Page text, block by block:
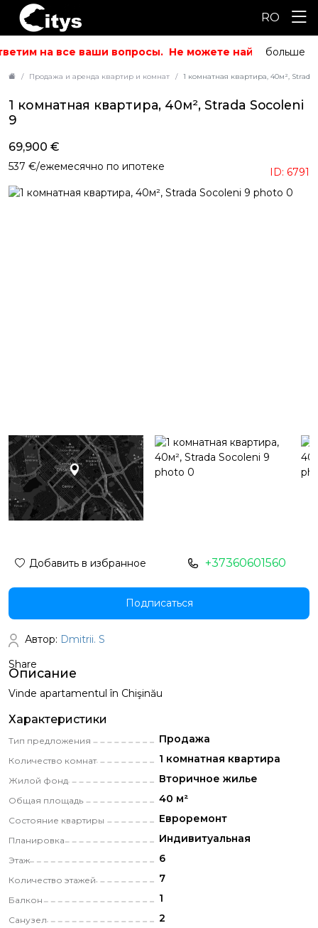
RO
на все ваши вопросы. Не можете найти то, что
больше
Продажа и аренда квартир и комнат 1 комнатная квартира, 40м², Strada
Описание
Vinde apartamentul în Chişinău
Характеристики
Тип предложения Продажа
Количество комнат 1 комнатная квартира
Жилой фонд Вторичное жилье
Общая площадь 40 м²
Состояние квартиры Eвроремонт
Планировка Индивитуальная
Этаж 6
Количество этажей 7
Балкон 1
Санузел 2
1 комнатная квартира, 40м², Strada Socoleni
9
ID: 6791
69,900 €
537 €/ежемесячно по ипотеке
Добавить в избранное +37360601560
Подписаться
Автор: Dmitrii. S
Share